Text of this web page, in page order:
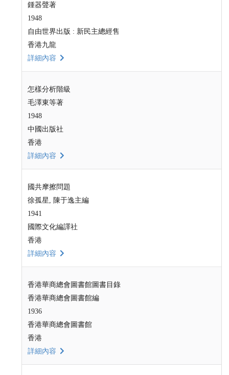
鍾器聲著
1948
自由世界出版 : 新民主總經售
香港九龍
詳細內容
怎樣分析階級
毛澤東等著
1948
中國出版社
香港
詳細內容
國共摩擦問題
徐孤星, 陳于逸主編
1941
國際文化編譯社
香港
詳細內容
香港華商總會圖書館圖書目錄
香港華商總會圖書館編
1936
香港華商總會圖書館
香港
詳細內容